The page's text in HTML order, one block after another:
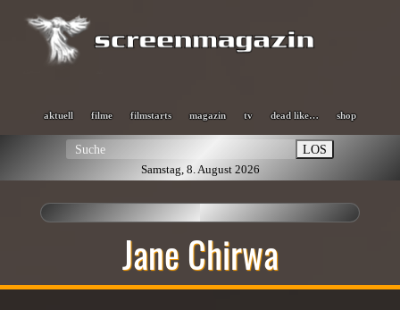
aktuell filme filmstarts magazin tv dead like… shop
LOS
Samstag, 8. August 2026
Jane Chirwa